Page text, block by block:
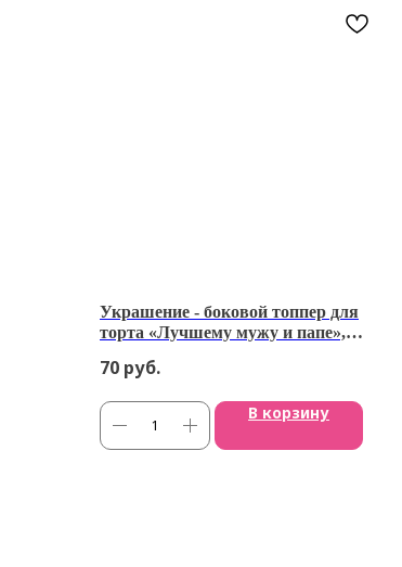
Украшение - боковой топпер для
торта «Лучшему мужу и папе»,
70 руб.
В корзину